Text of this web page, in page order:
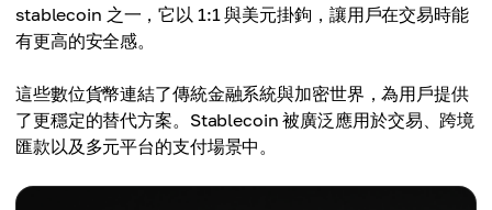
stablecoin 之一，它以 1:1 與美元掛鉤，讓用戶在交易時能
有更高的安全感。
這些數位貨幣連結了傳統金融系統與加密世界，為用戶提供
了更穩定的替代方案。Stablecoin 被廣泛應用於交易、跨境
匯款以及多元平台的支付場景中。